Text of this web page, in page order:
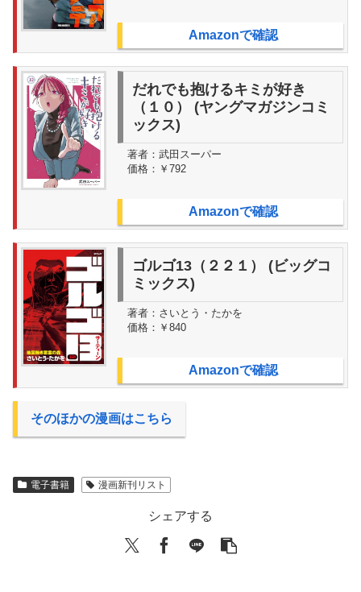
Amazonで確認
だれでも抱けるキミが好き
（１０） (ヤングマガジンコミ
ックス)
著者： 武田スーパー
価格： ￥792
Amazonで確認
ゴルゴ13（２２１） (ビッグコ
ミックス)
著者： さいとう・たかを
価格： ￥840
Amazonで確認
そのほかの漫画はこちら
電子書籍 漫画新刊リスト
シェアする